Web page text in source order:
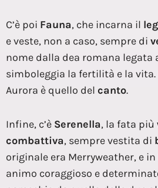
C’è poi Fauna, che incarna il
e veste, non a caso, sempre di
nome dalla dea romana legata
simboleggia la fertilità e la
Aurora è quello del canto.
Infine, c’è Serenella, la fata più
combattiva, sempre vestita di
originale era Merryweather, e
animo coraggioso e